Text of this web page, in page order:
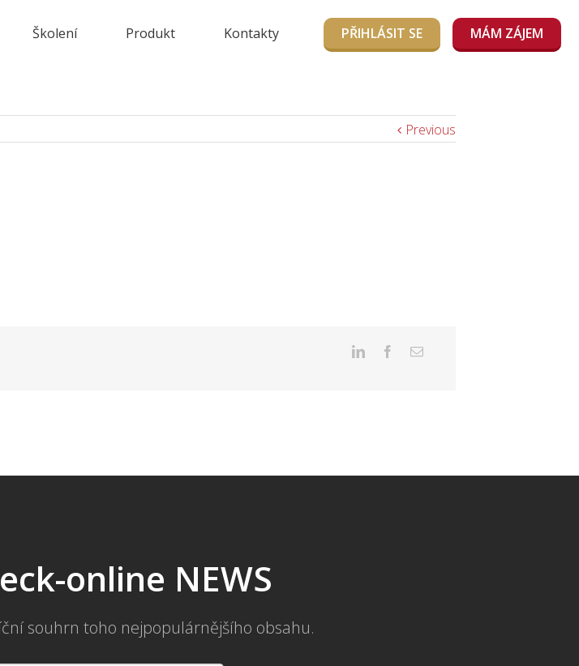
Školení Produkt Kontakty PŘIHLÁSIT SE MÁM ZÁJEM
Previous
online NEWS
souhrn toho nejpopulárnějšího obsahu.